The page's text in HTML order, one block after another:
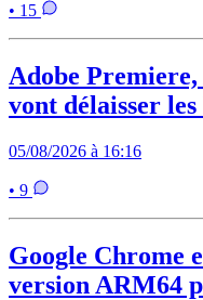
• 15
Adobe
vont délaisser
05/08/2026 à 16:16
• 9
Google Chrome
version ARM64